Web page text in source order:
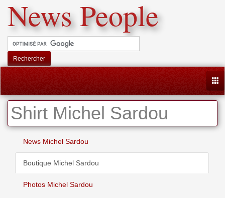
News People
Rechercher
Shirt Michel Sardou
News Michel Sardou
Boutique Michel Sardou
Photos Michel Sardou